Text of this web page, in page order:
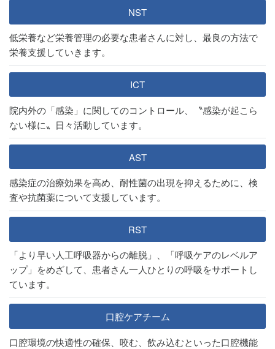
NST
低栄養など栄養管理の必要な患者さんに対し、最良の方法で
栄養支援していきます。
ICT
院内外の「感染」に関してのコントロール、〝感染が起こら
ない様に〟日々活動しています。
AST
感染症の治療効果を高め、耐性菌の出現を抑えるために、検
査や抗菌薬について支援しています。
RST
「より早い人工呼吸器からの離脱」、「呼吸ケアのレベルア
ップ」をめざして、患者さん一人ひとりの呼吸をサポートし
ています。
口腔ケアチーム
口腔環境の快適性の確保、咬む、飲み込むといった口腔機能